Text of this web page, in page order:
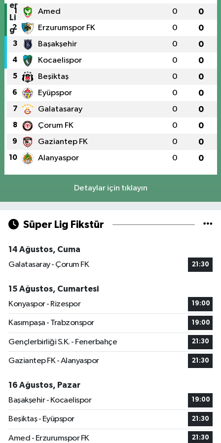
1 Amed 0 0
2 Erzurumspor FK 0 0
3 Başakşehir 0 0
4 Kocaelispor 0 0
5 Beşiktaş 0 0
6 Eyüpspor 0 0
7 Galatasaray 0 0
8 Çorum FK 0 0
9 Gaziantep FK 0 0
10 Alanyaspor 0 0
Detaylar için tıklayın
Süper Lig Fikstür
14 Ağustos, Cuma
Galatasaray - Çorum FK
21:30
15 Ağustos, Cumartesi
Konyaspor - Rizespor
19:00
Kasımpaşa - Trabzonspor 19:00
Gençlerbirliği S.K. - Fenerbahçe 21:30
Gaziantep FK - Alanyaspor 21:30
16 Ağustos, Pazar
Başakşehir - Kocaelispor
19:00
Beşiktaş - Eyüpspor 21:30
Amed - Erzurumspor FK 21:30